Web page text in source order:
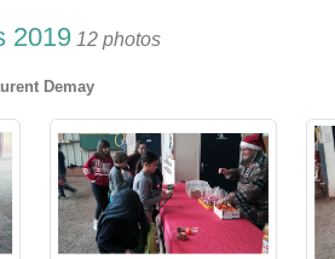
2019 12 photos
Demay